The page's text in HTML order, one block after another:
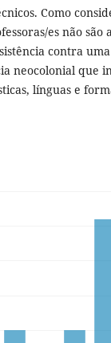
Como
es não são
contra
neocolonial que
línguas e